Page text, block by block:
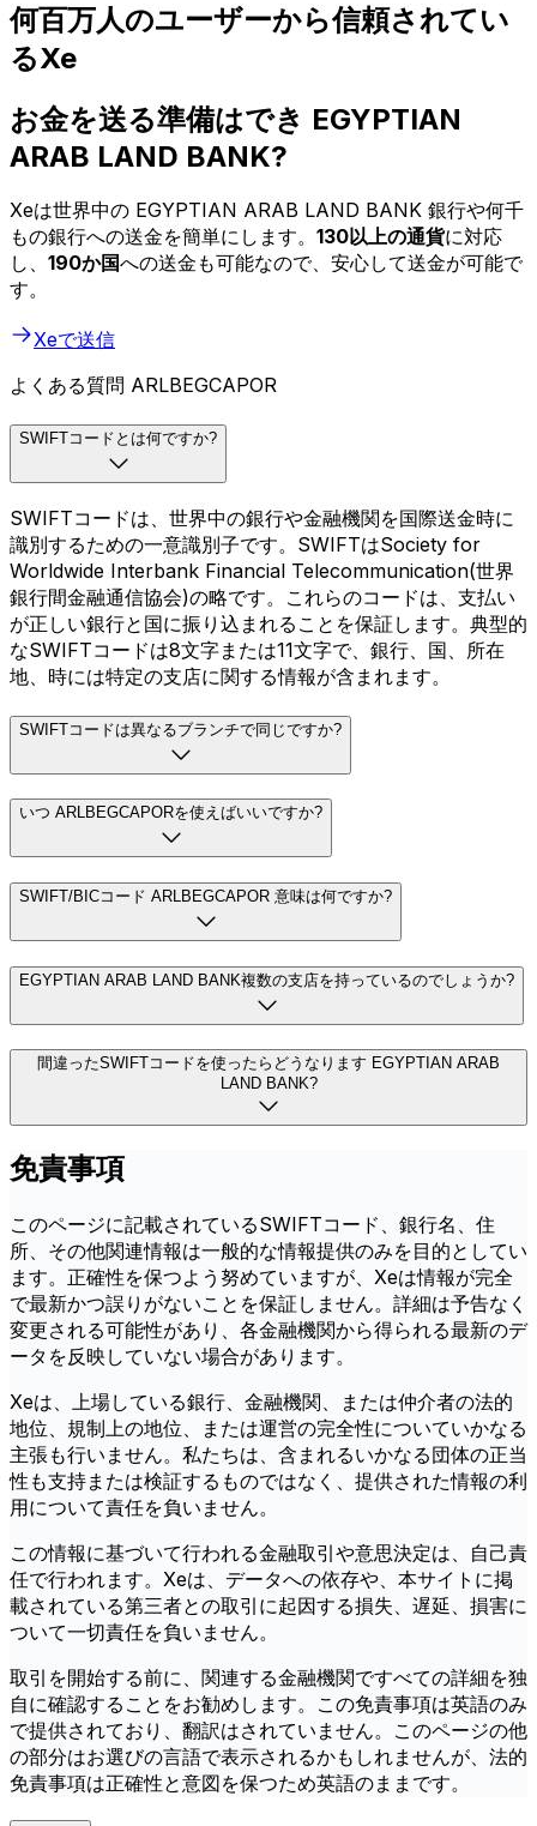
何百万人のユーザーから信頼されてい
るXe
お金を送る準備はでき EGYPTIAN
ARAB LAND BANK?
Xeは世界中の EGYPTIAN ARAB LAND BANK 銀行や何千
もの銀行への送金を簡単にします。 130以上の通貨に対応
し、 190か国への送金も可能なので、安心して送金が可能で
す。
Xeで送信
よくある質問 ARLBEGCAPOR
SWIFTコードとは何ですか?
SWIFTコードは、世界中の銀行や金融機関を国際送金時に
識別するための一意識別子です。SWIFTはSociety for
Worldwide Interbank Financial Telecommunication(世界
銀行間金融通信協会)の略です。これらのコードは、支払い
が正しい銀行と国に振り込まれることを保証します。典型的
なSWIFTコードは8文字または11文字で、銀行、国、所在
地、時には特定の支店に関する情報が含まれます。
SWIFTコードは異なるブランチで同じですか?
いつ ARLBEGCAPORを使えばいいですか?
SWIFT/BICコード ARLBEGCAPOR 意味は何ですか?
EGYPTIAN ARAB LAND BANK複数の支店を持っているのでしょうか?
間違ったSWIFTコードを使ったらどうなります EGYPTIAN ARAB
LAND BANK?
免責事項
このページに記載されているSWIFTコード、銀行名、住
所、その他関連情報は一般的な情報提供のみを目的としてい
ます。正確性を保つよう努めていますが、Xeは情報が完全
で最新かつ誤りがないことを保証しません。詳細は予告なく
変更される可能性があり、各金融機関から得られる最新のデ
ータを反映していない場合があります。
Xeは、上場している銀行、金融機関、または仲介者の法的
地位、規制上の地位、または運営の完全性についていかなる
主張も行いません。私たちは、含まれるいかなる団体の正当
性も支持または検証するものではなく、提供された情報の利
用について責任を負いません。
この情報に基づいて行われる金融取引や意思決定は、自己責
任で行われます。Xeは、データへの依存や、本サイトに掲
載されている第三者との取引に起因する損失、遅延、損害に
ついて一切責任を負いません。
取引を開始する前に、関連する金融機関ですべての詳細を独
自に確認することをお勧めします。この免責事項は英語のみ
で提供されており、翻訳はされていません。このページの他
の部分はお選びの言語で表示されるかもしれませんが、法的
免責事項は正確性と意図を保つため英語のままです。